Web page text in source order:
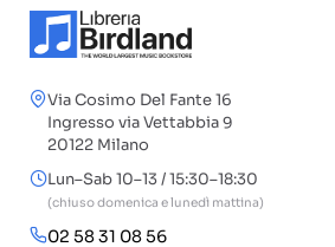
Via Cosimo Del Fante 16
Ingresso via Vettabbia 9
20122 Milano
Lun–Sab 10–13 / 15:30–18:30
(chiuso domenica e lunedì mattina)
02 58 31 08 56